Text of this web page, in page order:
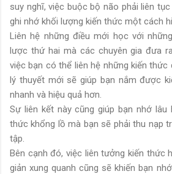
suy nghĩ, việc buộc bộ não phải liên
ghi nhớ khối lượng kiến thức một cách
Liên hệ những điều mới học với
lược thứ hai mà các chuyên gia đưa
việc bạn có thể liên hệ những kiến thức
lý thuyết mới sẽ giúp bạn nắm được
nhanh và hiệu quả hơn.
Sự liên kết này cũng giúp bạn nhớ lâu
thức khổng lồ mà bạn sẽ phải thu nạp
tập.
Bên cạnh đó, việc liên tưởng kiến thức
giản xung quanh cũng sẽ khiến bạn